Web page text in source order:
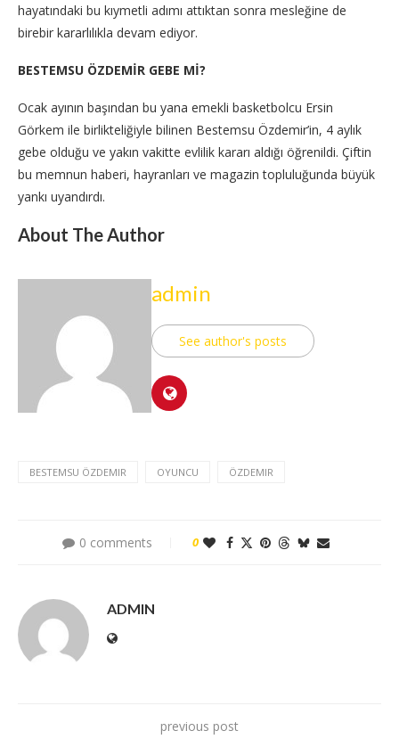
hayatındaki bu kıymetli adımı attıktan sonra mesleğine de
birebir kararlılıkla devam ediyor.
BESTEMSU ÖZDEMİR GEBE Mİ?
Ocak ayının başından bu yana emekli basketbolcu Ersin
Görkem ile birlikteliğiyle bilinen Bestemsu Özdemir’in, 4 aylık
gebe olduğu ve yakın vakitte evlilik kararı aldığı öğrenildi. Çiftin
bu memnun haberi, hayranları ve magazin topluluğunda büyük
yankı uyandırdı.
About The Author
admin
See author's posts
BESTEMSU ÖZDEMIR OYUNCU ÖZDEMIR
0 comments 0
ADMIN
previous post